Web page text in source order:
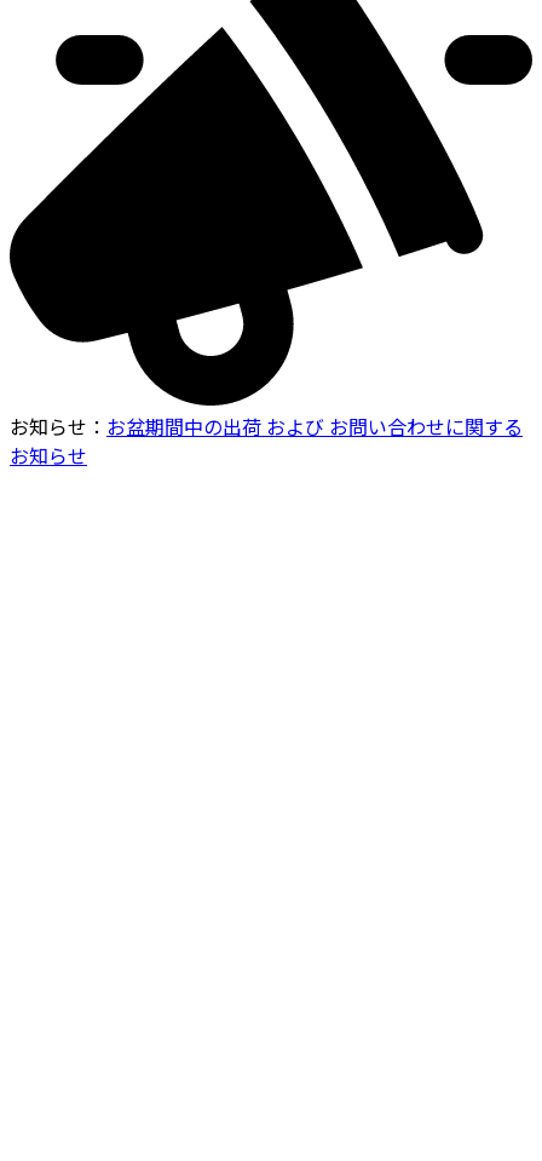
お知らせ ： お盆期間中の出荷 および お問い合わせに関する
お知らせ